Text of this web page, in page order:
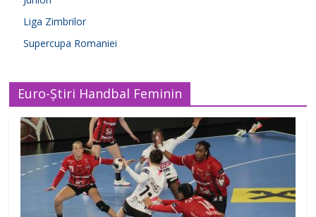
Liga Zimbrilor
Supercupa Romaniei
Euro-Știri Handbal Feminin